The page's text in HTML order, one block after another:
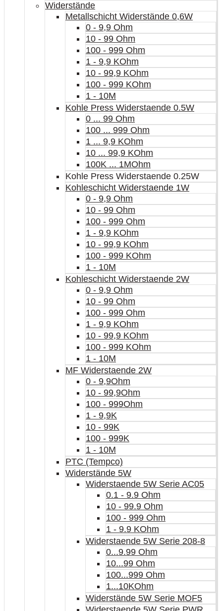
Widerstände
Metallschicht Widerstände 0,6W
0 - 9,9 Ohm
10 - 99 Ohm
100 - 999 Ohm
1 - 9,9 KOhm
10 - 99,9 KOhm
100 - 999 KOhm
1 - 10M
Kohle Press Widerstaende 0.5W
0 ... 99 Ohm
100 ... 999 Ohm
1 ... 9,9 KOhm
10 ... 99,9 KOhm
100K ... 1MOhm
Kohle Press Widerstaende 0.25W
Kohleschicht Widerstaende 1W
0 - 9,9 Ohm
10 - 99 Ohm
100 - 999 Ohm
1 - 9,9 KOhm
10 - 99,9 KOhm
100 - 999 KOhm
1 - 10M
Kohleschicht Widerstaende 2W
0 - 9,9 Ohm
10 - 99 Ohm
100 - 999 Ohm
1 - 9,9 KOhm
10 - 99,9 KOhm
100 - 999 KOhm
1 - 10M
MF Widerstaende 2W
0 - 9,9Ohm
10 - 99,9Ohm
100 - 999Ohm
1 - 9,9K
10 - 99K
100 - 999K
1 - 10M
PTC (Tempco)
Widerstände 5W
Widerstaende 5W Serie AC05
0.1 - 9.9 Ohm
10 - 99.9 Ohm
100 - 999 Ohm
1 - 9.9 KOhm
Widerstaende 5W Serie 208-8
0...9.99 Ohm
10...99 Ohm
100...999 Ohm
1...10KOhm
Widerstände 5W Serie MOF5